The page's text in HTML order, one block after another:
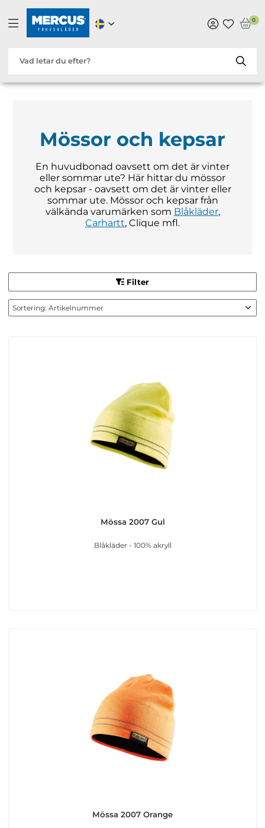
0
Mössor och kepsar
En huvudbonad oavsett om det är vinter
eller sommar ute? Här hittar du mössor
och kepsar - oavsett om det är vinter eller
sommar ute. Mössor och kepsar från
välkända varumärken som Blåkläder,
Carhartt, Clique mfl.
Filter
Mössa 2007 Gul
Blåkläder - 100% akryll
Mössa 2007 Orange